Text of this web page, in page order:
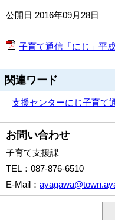
公開日 2016年09月28日
子育て通信「にじ」平
関連ワード
支援センターにじ子育て
お問い合わせ
子育て支援課
TEL ：087-876-6510
E-Mail ：